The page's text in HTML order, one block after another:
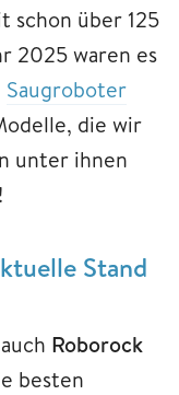
schon über 125
2025 waren es
Saugroboter
die wir
unter ihnen
Stand
Roborock
besten